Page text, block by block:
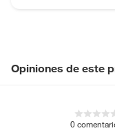
Opiniones de este
0